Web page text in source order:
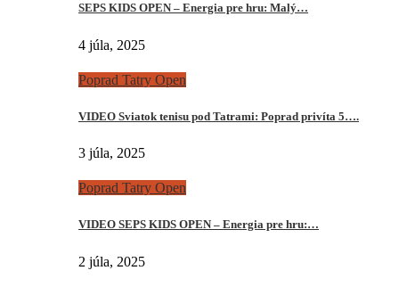
SEPS KIDS OPEN – Energia pre hru: Malý…
4 júla, 2025
Poprad Tatry Open
VIDEO Sviatok tenisu pod Tatrami: Poprad privíta 5….
3 júla, 2025
Poprad Tatry Open
VIDEO SEPS KIDS OPEN – Energia pre hru:…
2 júla, 2025